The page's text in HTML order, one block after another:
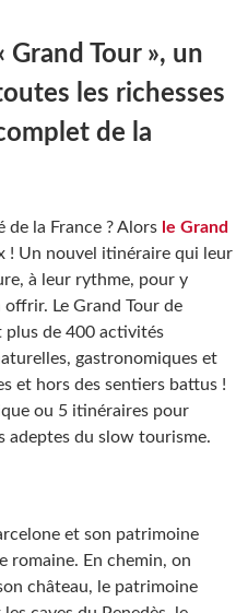
Grand Tour », un
les richesses
de la
la France ? Alors le Grand
! Un nouvel itinéraire qui leur
à leur rythme, pour y
Le Grand Tour de
plus de 400 activités
gastronomiques et
et hors des sentiers battus !
ou 5 itinéraires pour
adeptes du slow tourisme.
et son patrimoine
romaine. En chemin, on
château, le patrimoine